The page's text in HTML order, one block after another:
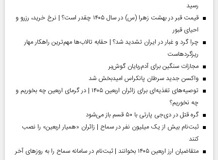
رسید
قیمت قبر در بهشت زهرا (س) در سال ۱۴۰۵ چقدر است؟ | نرخ خرید، رزرو و
احیای قبور
چرا گرد و غبار در ایران تشدید شد؟ | حقابه تالاب‌ها مهم‌ترین راهکار مهار
ریزگردهاست
مجازات سنگین برای آدم‌ربایان گوش‌بر
واکسن جدید سرطان پانکراس امیدبخش شد
توصیه‌های تغذیه‌ای برای زائران اربعین ۱۴۰۵ | در گرمای اربعین چه بخوریم و
چه نخوریم؟
گره قتل در دی‌جی پارتی با ۵۰ قسم باز می‌شود
ثبت‌نام بیش از یک میلیون نفر در سماح | زائران «همیار اربعین» را نصب
کنند
متقاضیان ارز اربعین ۱۴۰۵ بخوانند | ثبت‌نام در سامانه سماح را به روز‌های آخر